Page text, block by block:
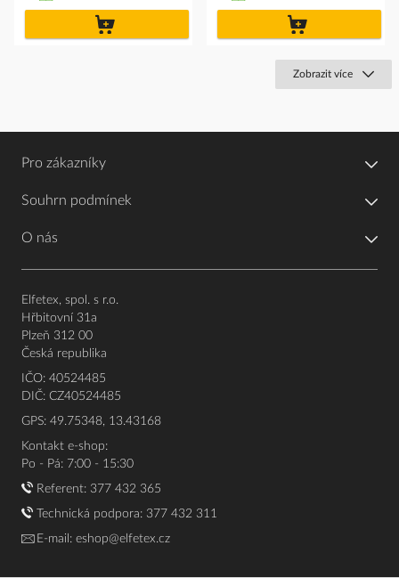
Zobrazit více
Pro zákazníky
Souhrn podmínek
O nás
Elfetex, spol. s r.o.
Hřbitovní 31a
Plzeň 312 00
Česká republika
IČO: 40524485
DIČ: CZ40524485
GPS: 49.75348, 13.43168
Kontakt e-shop:
Po - Pá: 7:00 - 15:30
Referent: 377 432 365
Technická podpora: 377 432 311
E-mail: eshop@elfetex.cz